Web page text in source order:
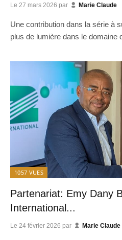
Le 27 mars 2026 par Marie Claude
Une contribution dans la série à
plus de lumière dans le domaine
1057 VUES
Partenariat: Emy Dany
International...
Le 24 février 2026 par Marie Claude